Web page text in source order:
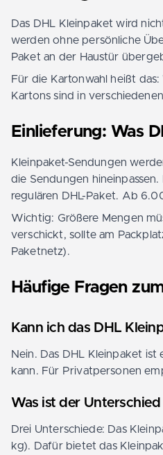
Das DHL Kleinpaket wird
werden ohne persönliche
Paket an der Haustür
Für die Kartonwahl heißt
Kartons sind in
Einlieferung: Was
Kleinpaket-Sendungen
die Sendungen
regulären DHL-Paket. Ab
Wichtig: Größere Mengen
verschickt, sollte am
Paketnetz).
Häufige Fragen
Kann ich das DHL
Nein. Das DHL Kleinpaket
kann. Für Privatpersonen
Was ist der
Drei Unterschiede: Das
kg). Dafür bietet das